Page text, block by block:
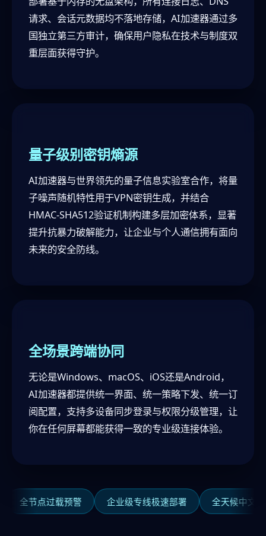
请求、会话元数据均不落地存储，AI加速器通过多
国独立第三方审计，确保用户隐私在技术与制度双
重层面获得守护。
量子级别密钥熵源
AI加速器与世界领先的量子信息实验室合作，将量
子噪声随机特性用于VPN密钥生成，并结合
HMAC-SHA512验证机制构建多层加密体系，显著
提升抗暴力破解能力，让企业与个人通信拥有面向
未来的安全防线。
全场景跨端协同
无论是Windows、macOS、iOS还是Android，
AI加速器都提供统一界面、统一策略下发、统一订
阅配置，支持多设备同步登录与权限分级管理，让
你在任何屏幕都能获得一致的专业级连接体验。
全节点过载预警 企业级专线极速部署 全天候中文客服